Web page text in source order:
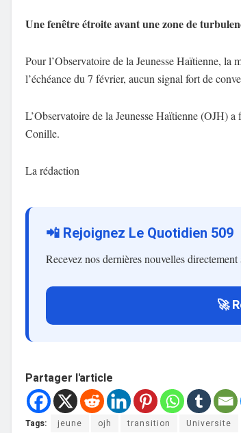
Une fenêtre étroite avant une zone de
Pour l’Observatoire de la Jeunesse Haïtienne, la
l’échéance du 7 février, aucun signal fort de
L’Observatoire de la Jeunesse Haïtienne (OJH)
Conille.
La rédaction
📲 Rejoignez Le Quotidien 509
Recevez nos dernières nouvelles
🚀
Partager l'article
Tags: jeune ojh transition Universite